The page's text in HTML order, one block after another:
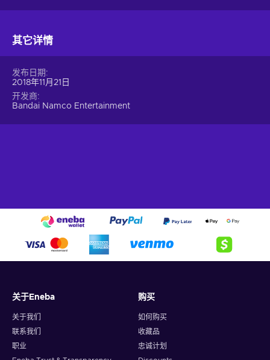
其它详情
发布日期
2018年11月21日
开发商
Bandai Namco Entertainment
关于Eneba
关于我们
联系我们
职业
购买
如何购买
收藏品
忠诚计划